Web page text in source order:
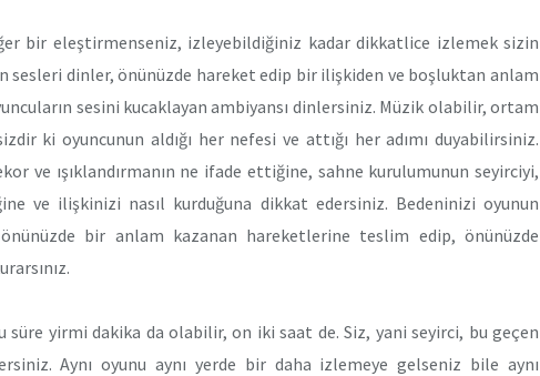
bir eleştirmenseniz, izleyebildiğiniz kadar dikkatlice izlemek sizin
sesleri dinler, önünüzde hareket edip bir ilişkiden ve boşluktan anlam
sesini kucaklayan ambiyansı dinlersiniz. Müzik olabilir, ortam
ki oyuncunun aldığı her nefesi ve attığı her adımı duyabilirsiniz.
ve ışıklandırmanın ne ifade ettiğine, sahne kurulumunun seyirciyi,
ve ilişkinizi nasıl kurduğuna dikkat edersiniz. Bedeninizi oyunun
bir anlam kazanan hareketlerine teslim edip, önünüzde
süre yirmi dakika da olabilir, on iki saat de. Siz, yani seyirci, bu geçen
Aynı oyunu aynı yerde bir daha izlemeye gelseniz bile aynı